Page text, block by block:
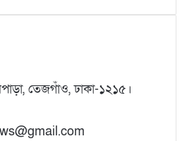
তেজগাঁও, ঢাকা-১২১৫।